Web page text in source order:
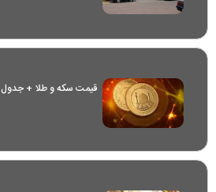
قیمت سکه و طلا + جدول